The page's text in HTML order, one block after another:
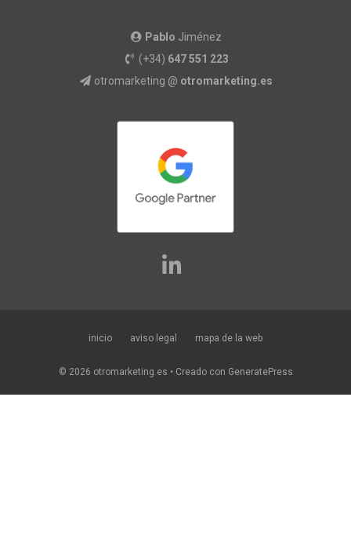
Pablo Jiménez
(+34) 647 551 223
otromarketing @ otromarketing.es
inicio aviso legal mapa de la web
© 2026 otromarketing.es • Creado con GeneratePress